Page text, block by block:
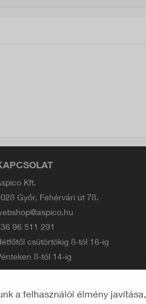
a felhasználói élmény javítása,
Kft.
Győr, Fehérvári út 78.
96 511 291
csütörtökig 8-tól 16-ig
8-tól 14-ig
Developed by